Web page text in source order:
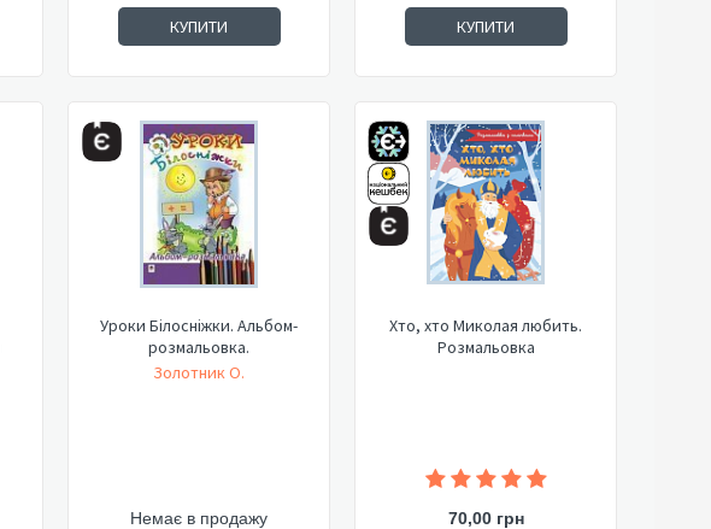
КУПИТИ КУПИТИ
Уроки Білосніжки. Альбом-
розмальовка.
Золотник О.
Немає в продажу
Хто, хто Миколая любить.
Розмальовка
70,00 грн